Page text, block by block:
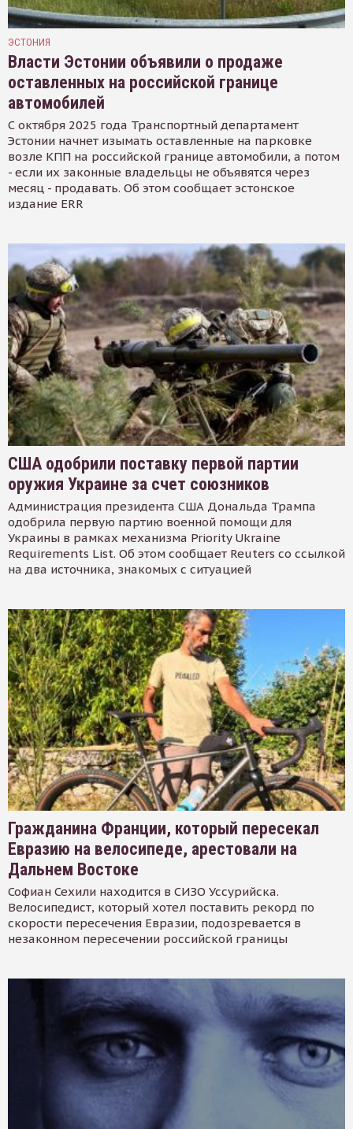
ЭСТОНИЯ
Власти Эстонии объявили о продаже
оставленных на российской границе
автомобилей
С октября 2025 года Транспортный департамент
Эстонии начнет изымать оставленные на парковке
возле КПП на российской границе автомобили, а потом
- если их законные владельцы не объявятся через
месяц - продавать. Об этом сообщает эстонское
издание ERR
США одобрили поставку первой партии
оружия Украине за счет союзников
Администрация президента США Дональда Трампа
одобрила первую партию военной помощи для
Украины в рамках механизма Priority Ukraine
Requirements List. Об этом сообщает Reuters со ссылкой
на два источника, знакомых с ситуацией
Гражданина Франции, который пересекал
Евразию на велосипеде, арестовали на
Дальнем Востоке
Софиан Сехили находится в СИЗО Уссурийска.
Велосипедист, который хотел поставить рекорд по
скорости пересечения Евразии, подозревается в
незаконном пересечении российской границы